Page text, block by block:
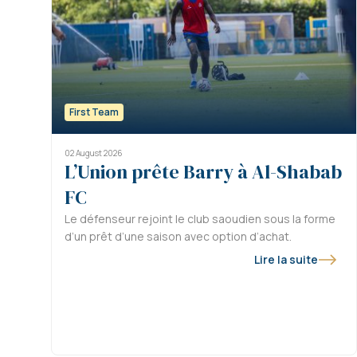
First Team
02 August 2026
L’Union prête Barry à Al-Shabab
FC
Le défenseur rejoint le club saoudien sous la forme
d’un prêt d’une saison avec option d’achat.
Lire la suite